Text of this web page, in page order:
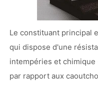
Le constituant principal
qui dispose d'une
intempéries et chimique
par rapport aux